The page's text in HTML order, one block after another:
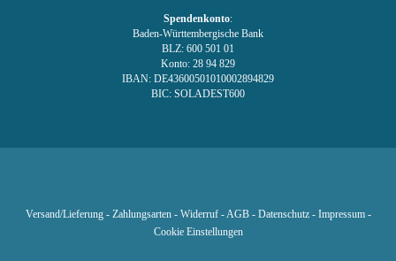
Spendenkonto:
Baden-Württembergische Bank
BLZ: 600 501 01
Konto: 28 94 829
IBAN: DE43600501010002894829
BIC: SOLADEST600
Versand/Lieferung- Zahlungsarten- Widerruf-AGB- Datenschutz- Impressum-
Cookie Einstellungen